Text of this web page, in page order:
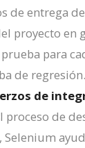
de entrega
proyecto en
para
de regresión.
de
proceso de
Selenium